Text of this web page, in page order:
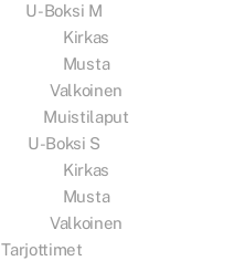
U-Boksi M
Kirkas
Musta
Valkoinen
Muistilaput
U-Boksi S
Kirkas
Musta
Valkoinen
Tarjottimet